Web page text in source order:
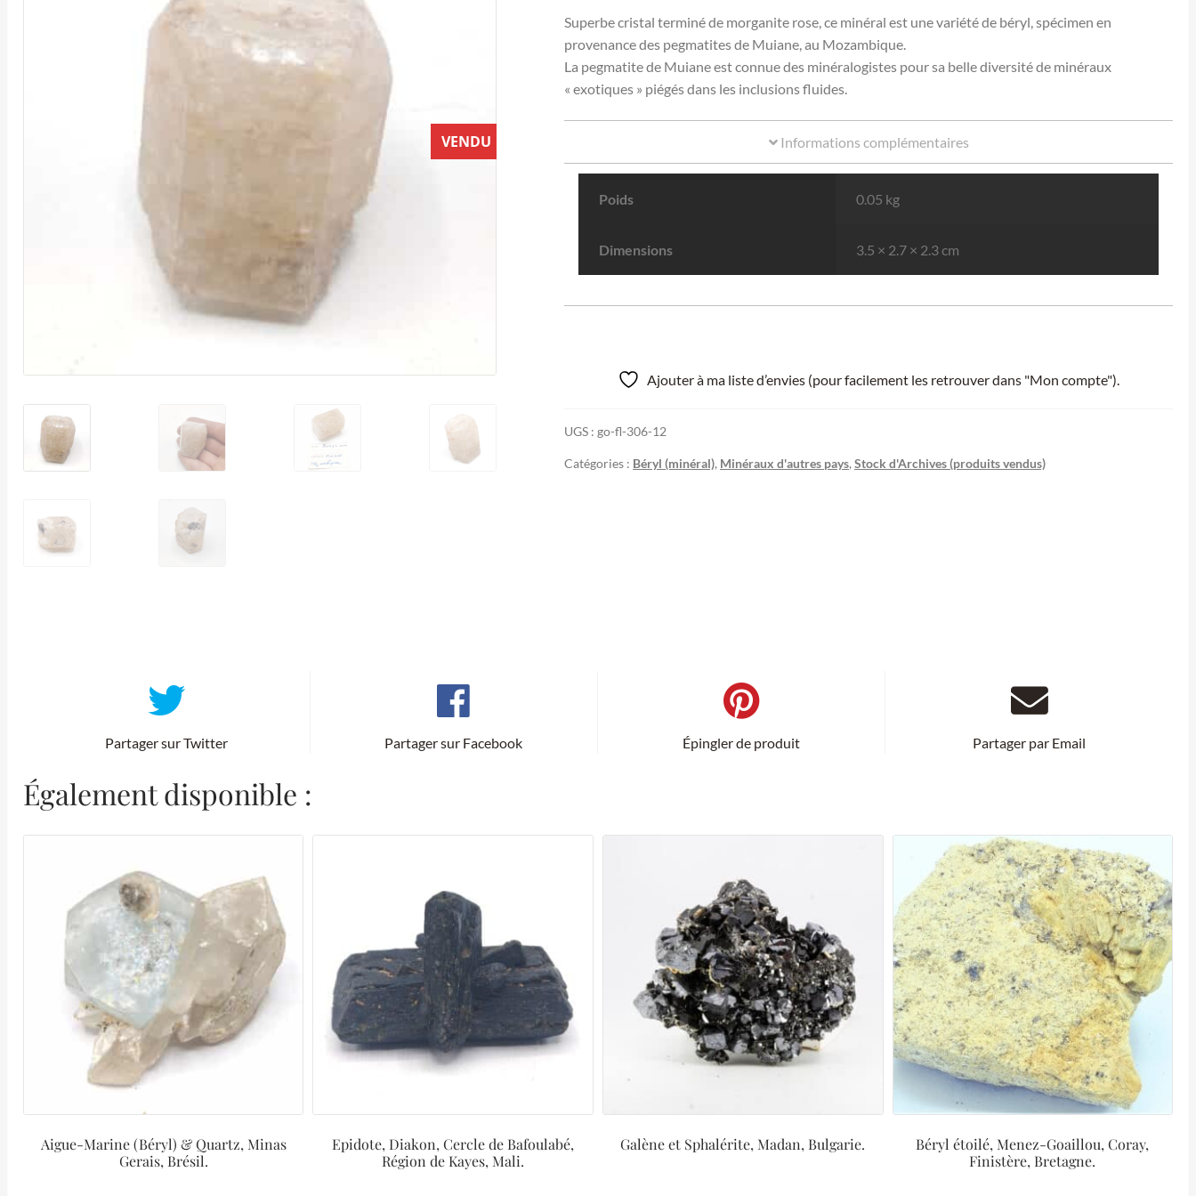
VENDU
Superbe cristal terminé de morganite rose, ce minéral est une variété de béryl, spécimen en
provenance des pegmatites de Muiane, au Mozambique.
La pegmatite de Muiane est connue des minéralogistes pour sa belle diversité de minéraux
« exotiques » piégés dans les inclusions fluides.
Informations complémentaires
Poids 0.05 kg
Dimensions 3.5 × 2.7 × 2.3 cm
Ajouter à ma liste d’envies (pour facilement les retrouver dans "Mon compte").
UGS : go-fl-306-12
Catégories : Béryl (minéral), Minéraux d'autres pays, Stock d'Archives (produits vendus)
Partager sur Twitter Partager sur Facebook Épingler de produit Partager par Email
Également disponible :
Aigue-Marine (Béryl) & Quartz, Minas
Gerais, Brésil.
Epidote, Diakon, Cercle de Bafoulabé,
Région de Kayes, Mali.
Galène et Sphalérite, Madan, Bulgarie.
Béryl étoilé, Menez-Goaillou, Coray,
Finistère, Bretagne.